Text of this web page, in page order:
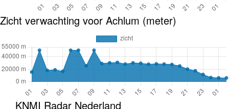
Zicht verwachting voor Achlum (meter)
KNMI Radar Nederland